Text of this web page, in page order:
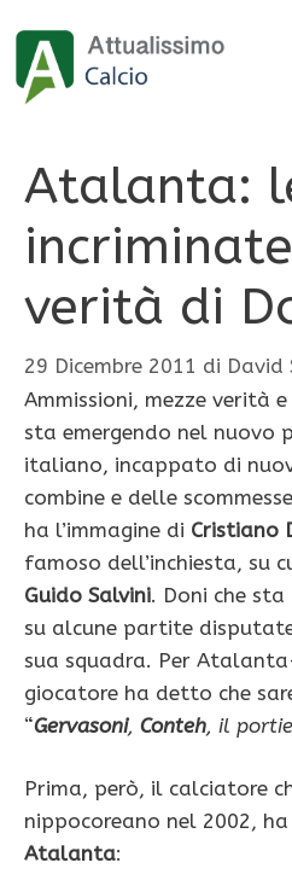
contenuto
Atalanta:
verità di
29 Dicembre 2011 di
Ammissioni, mezze verità
sta emergendo nel nuovo
italiano, incappato di
combine e delle
ha l’immagine di Cristiano
famoso dell’inchiesta, su
Guido Salvini. Doni che
su alcune partite
sua squadra. Per
giocatore ha detto che
“Gervasoni, Conteh, il
Prima, però, il calciatore
nippocoreano nel 2002,
Atalanta: